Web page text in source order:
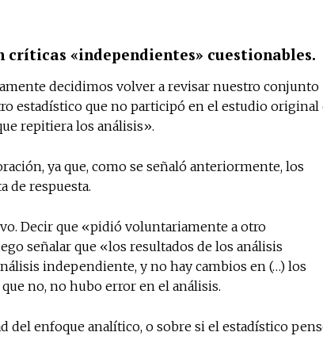
«independientes» cuestionables.
decidimos volver a revisar nuestro conjunto
estadístico que no participó en el estudio original
repitiera los análisis».
ya que, como se señaló anteriormente, los
de respuesta.
Decir que «pidió voluntariamente a otro
señalar que «los resultados de los análisis
independiente, y no hay cambios en (…) los
no, no hubo error en el análisis.
del enfoque analítico, o sobre si el estadístico